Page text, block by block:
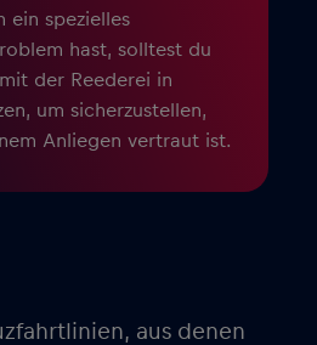
ein spezielles
hast, solltest du
der Reederei in
um sicherzustellen,
Anliegen vertraut ist.
aus denen